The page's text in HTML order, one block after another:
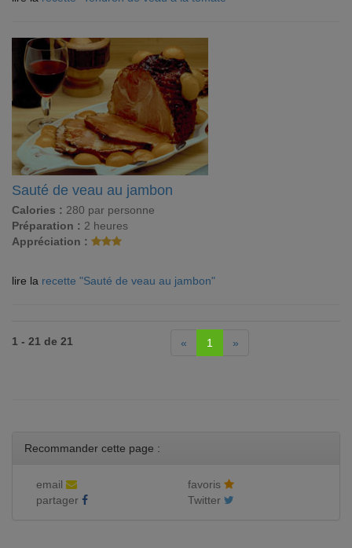
Sauté de veau au jambon
Calories : 280 par personne
Préparation : 2 heures
Appréciation :
lire la recette "Sauté de veau au jambon"
1 - 21 de 21 « 1 »
Recommander cette page :
email
favoris
partager
Twitter